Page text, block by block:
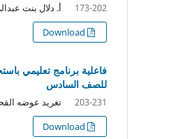
أ. دلال بنت
173-202
فاعلية برنامج تعليمي
للصف السادس
تغريد عوضه
203-231